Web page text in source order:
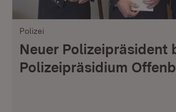
Polizei
Neuer Polizeipräsident
Polizeipräsidium